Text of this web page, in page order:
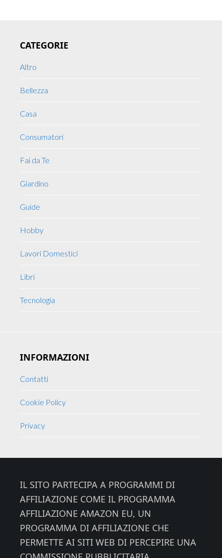
Sidebar
CATEGORIE
Altro
Bellezza
Casa
Consumatori
Fai da Te
Giardino
Guide
Hobby
Lavori Domestici
Libri
Tecnologia
INFORMAZIONI
Contatti
Cookie Policy
Privacy
IL SITO PARTECIPA A PROGRAMMI DI
AFFILIAZIONE COME IL PROGRAMMA
AFFILIAZIONE AMAZON EU, UN
PROGRAMMA DI AFFILIAZIONE CHE
PERMETTE AI SITI WEB DI PERCEPIRE UNA